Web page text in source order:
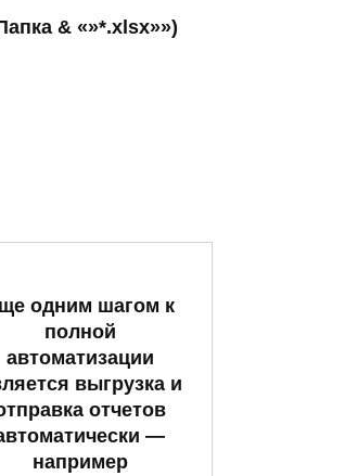
& «»*.xlsx»»)
одним шагом к
полной
автоматизации
выгрузка и
отчетов
—
например